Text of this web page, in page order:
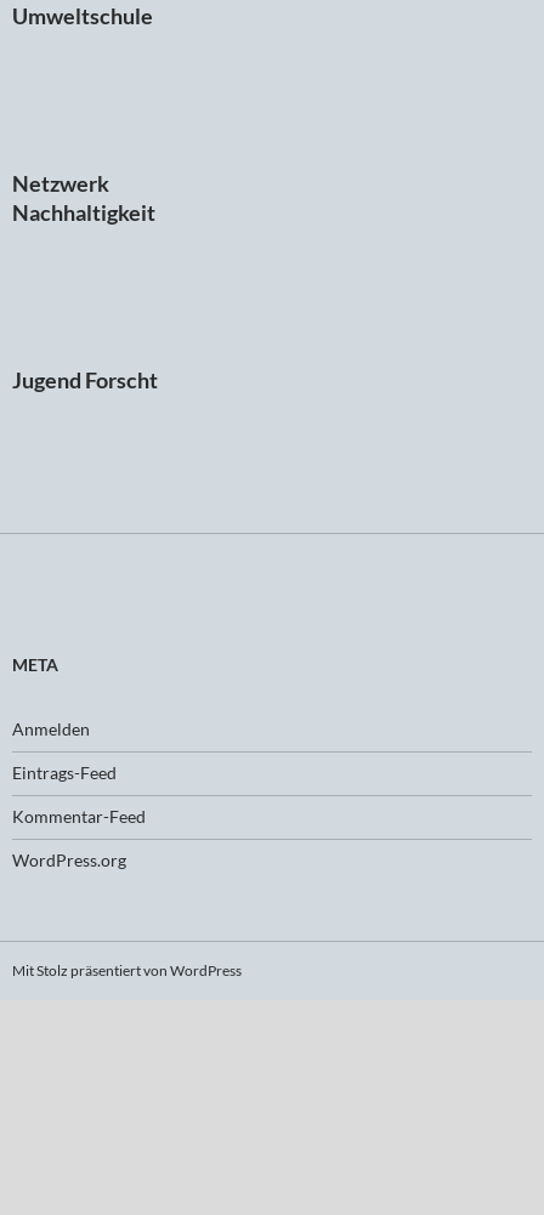
Umweltschule
Netzwerk
Nachhaltigkeit
Jugend Forscht
META
Anmelden
Eintrags-Feed
Kommentar-Feed
WordPress.org
Mit Stolz präsentiert von WordPress